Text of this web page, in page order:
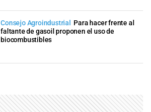
Consejo Agroindustrial
Para hacer frente al
faltante de gasoil proponen el uso de
biocombustibles